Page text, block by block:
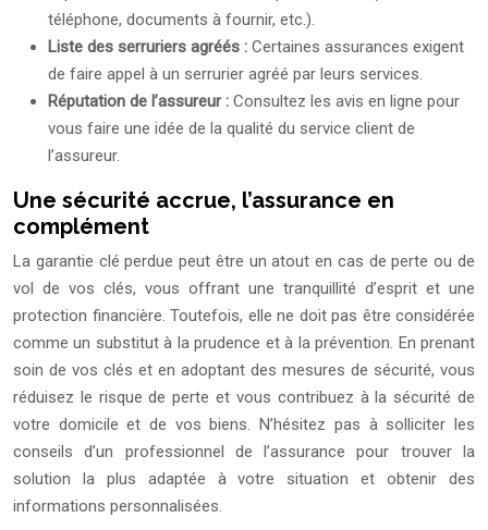
téléphone, documents à fournir, etc.).
Liste des serruriers agréés : Certaines assurances exigent
de faire appel à un serrurier agréé par leurs services.
Réputation de l’assureur : Consultez les avis en ligne pour
vous faire une idée de la qualité du service client de
l’assureur.
Une sécurité accrue, l’assurance en
complément
La garantie clé perdue peut être un atout en cas de perte ou de
vol de vos clés, vous offrant une tranquillité d’esprit et une
protection financière. Toutefois, elle ne doit pas être considérée
comme un substitut à la prudence et à la prévention. En prenant
soin de vos clés et en adoptant des mesures de sécurité, vous
réduisez le risque de perte et vous contribuez à la sécurité de
votre domicile et de vos biens. N’hésitez pas à solliciter les
conseils d’un professionnel de l’assurance pour trouver la
solution la plus adaptée à votre situation et obtenir des
informations personnalisées.